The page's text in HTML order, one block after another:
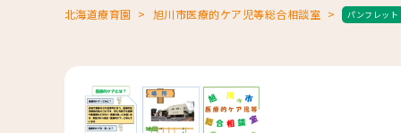
北海道療育園 旭川市医療的ケア児等総合相談室 パンフレット